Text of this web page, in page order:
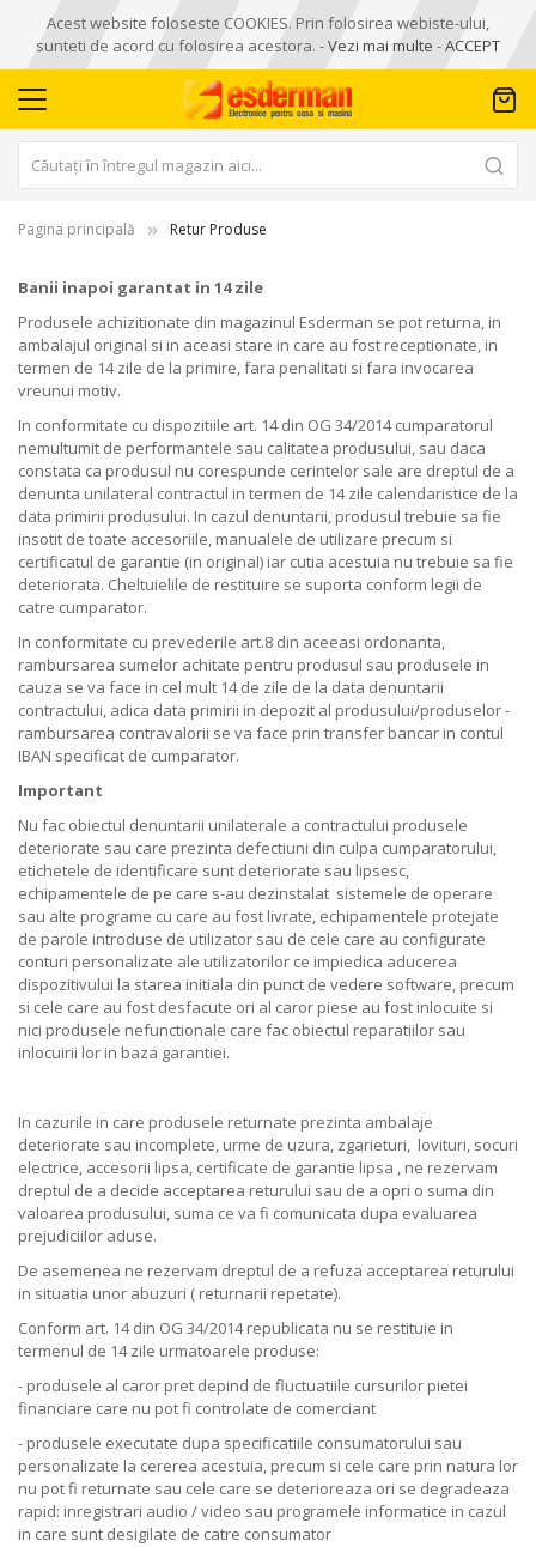
Acest website foloseste COOKIES. Prin folosirea webiste-ului,
sunteti de acord cu folosirea acestora. -Vezi mai multe -ACCEPT
Pagina principală Retur Produse
Banii inapoi garantat in 14 zile
Produsele achizitionate din magazinul Esderman se pot returna, in
ambalajul original si in aceasi stare in care au fost receptionate, in
termen de 14 zile de la primire, fara penalitati si fara invocarea
vreunui motiv.
In conformitate cu dispozitiile art. 14 din OG 34/2014 cumparatorul
nemultumit de performantele sau calitatea produsului, sau daca
constata ca produsul nu corespunde cerintelor sale are dreptul de a
denunta unilateral contractul in termen de 14 zile calendaristice de la
data primirii produsului. In cazul denuntarii, produsul trebuie sa fie
insotit de toate accesoriile, manualele de utilizare precum si
certificatul de garantie (in original) iar cutia acestuia nu trebuie sa fie
deteriorata. Cheltuielile de restituire se suporta conform legii de
catre cumparator.
In conformitate cu prevederile art.8 din aceeasi ordonanta,
rambursarea sumelor achitate pentru produsul sau produsele in
cauza se va face in cel mult 14 de zile de la data denuntarii
contractului, adica data primirii in depozit al produsului/produselor -
rambursarea contravalorii se va face prin transfer bancar in contul
IBAN specificat de cumparator.
Important
Nu fac obiectul denuntarii unilaterale a contractului produsele
deteriorate sau care prezinta defectiuni din culpa cumparatorului,
etichetele de identificare sunt deteriorate sau lipsesc,
echipamentele de pe care s-au dezinstalat sistemele de operare
sau alte programe cu care au fost livrate, echipamentele protejate
de parole introduse de utilizator sau de cele care au configurate
conturi personalizate ale utilizatorilor ce impiedica aducerea
dispozitivului la starea initiala din punct de vedere software, precum
si cele care au fost desfacute ori al caror piese au fost inlocuite si
nici produsele nefunctionale care fac obiectul reparatiilor sau
inlocuirii lor in baza garantiei.
In cazurile in care produsele returnate prezinta ambalaje
deteriorate sau incomplete, urme de uzura, zgarieturi, lovituri, socuri
electrice, accesorii lipsa, certificate de garantie lipsa , ne rezervam
dreptul de a decide acceptarea returului sau de a opri o suma din
valoarea produsului, suma ce va fi comunicata dupa evaluarea
prejudiciilor aduse.
De asemenea ne rezervam dreptul de a refuza acceptarea returului
in situatia unor abuzuri ( returnarii repetate).
Conform art. 14 din OG 34/2014 republicata nu se restituie in
termenul de 14 zile urmatoarele produse:
- produsele al caror pret depind de fluctuatiile cursurilor pietei
financiare care nu pot fi controlate de comerciant
- produsele executate dupa specificatiile consumatorului sau
personalizate la cererea acestuia, precum si cele care prin natura lor
nu pot fi returnate sau cele care se deterioreaza ori se degradeaza
rapid: inregistrari audio / video sau programele informatice in cazul
in care sunt desigilate de catre consumator